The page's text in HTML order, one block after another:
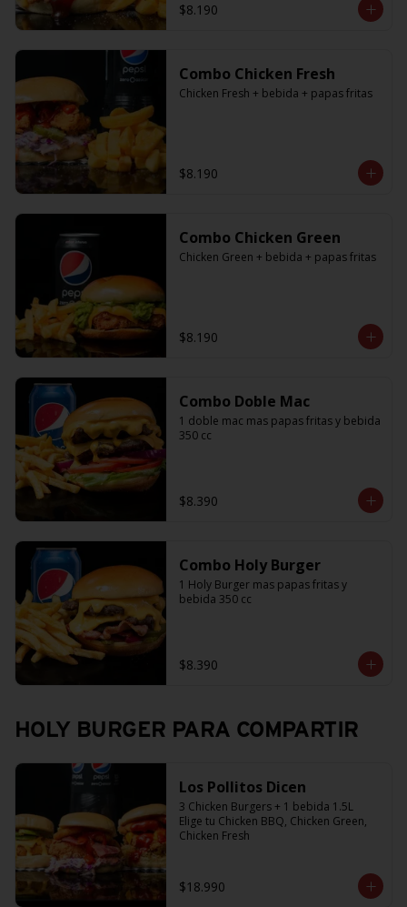
$8.190
Combo Chicken Fresh
Chicken Fresh + bebida + papas fritas
$8.190
Combo Chicken Green
Chicken Green + bebida + papas fritas
$8.190
Combo Doble Mac
1 doble mac mas papas fritas y bebida
350 cc
$8.390
Combo Holy Burger
1 Holy Burger mas papas fritas y
bebida 350 cc
$8.390
HOLY BURGER PARA COMPARTIR
Los Pollitos Dicen
3 Chicken Burgers + 1 bebida 1.5L
Elige tu Chicken BBQ, Chicken Green,
Chicken Fresh
$18.990